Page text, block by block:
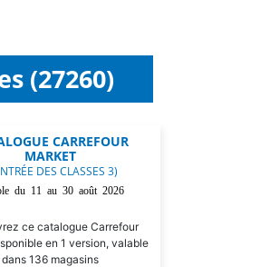
(27260)
CARREFOUR
MARKET
DES CLASSES 3)
du 11 au 30 août 2026
ce catalogue Carrefour
en 1 version, valable
dans 136 magasins